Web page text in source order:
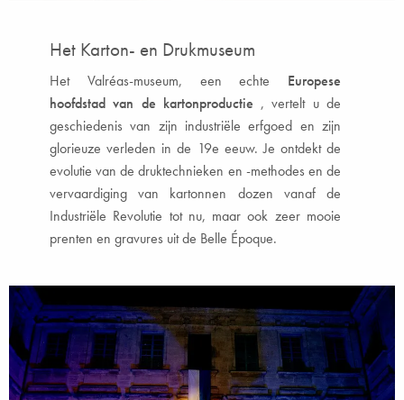
Het Karton- en Drukmuseum
Het Valréas-museum, een echte Europese
hoofdstad van de kartonproductie , vertelt u de
geschiedenis van zijn industriële erfgoed en zijn
glorieuze verleden in de 19e eeuw. Je ontdekt de
evolutie van de druktechnieken en -methodes en de
vervaardiging van kartonnen dozen vanaf de
Industriële Revolutie tot nu, maar ook zeer mooie
prenten en gravures uit de Belle Époque.